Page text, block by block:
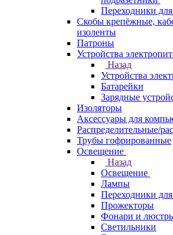
Переходники
Скобы крепёжные,
изоленты
Патроны
Устройства
Назад
Устройства
Батарейки
Зарядные
Изоляторы
Аксессуары для
Распределительные/
Трубы гофрированные
Освещение
Назад
Освещение
Лампы
Переходники
Прожекторы
Фонари и
Светильники